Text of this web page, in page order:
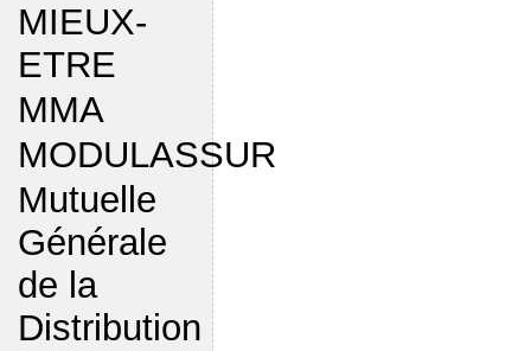
MIEUX-
ETRE
MMA
MODULASSUR
Mutuelle
Générale
de la
Distribution